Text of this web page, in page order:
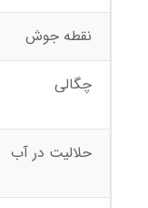
نقطه جوش
چگالی
حلالیت در آب